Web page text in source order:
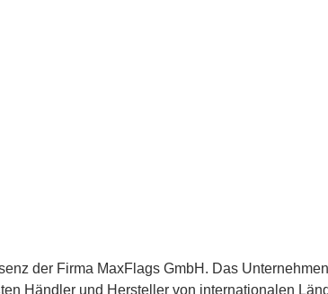
der Firma MaxFlags GmbH. Das
Händler und Hersteller von internationalen